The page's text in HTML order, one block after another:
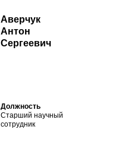
Должность
Старший научный
сотрудник
Аверчук
Антон
Сергеевич